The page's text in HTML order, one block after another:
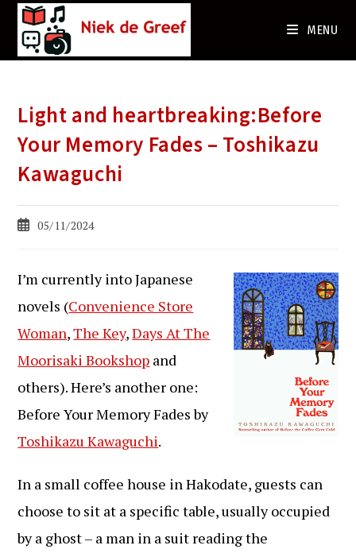
MENU
Light and heartbreaking:Before
Your Memory Fades – Toshikazu
Kawaguchi
Bericht05/11/2024
I’m currently into Japanese
novels (Convenience Store
Woman,The Key,Days At The
Moorisaki Bookshop and
others). Here’s another one:
Before Your Memory Fades by
Toshikazu Kawaguchi.
In a small coffee house in Hakodate, guests can
choose to sit at a specific table, usually occupied
by a ghost – a man in a suit reading the